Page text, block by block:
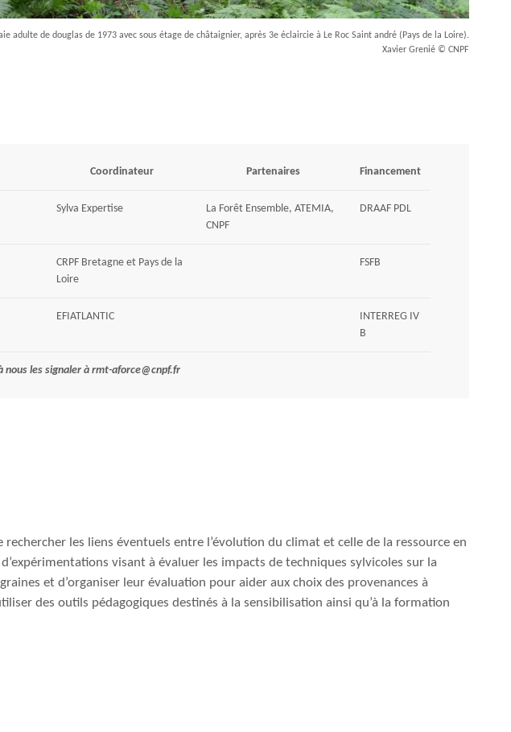
adulte de douglas de 1973 avec sous étage de châtaignier, après 3e éclaircie à Le Roc Saint andré (Pays de la Loire).
Xavier Grenié © CNPF
Coordinateur Partenaires Financement
Sylva Expertise
La Forêt Ensemble, ATEMIA,
CNPF
DRAAF PDL
CRPF Bretagne et Pays de la
Loire
FSFB
EFIATLANTIC
INTERREG IV
B
nous les signaler à rmt-aforce@cnpf.fr
les liens éventuels entre l’évolution du climat et celle de la ressource en
visant à évaluer les impacts de techniques sylvicoles sur la
et d’organiser leur évaluation pour aider aux choix des provenances à
des outils pédagogiques destinés à la sensibilisation ainsi qu’à la formation